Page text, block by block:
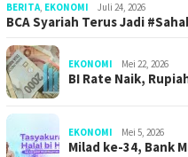
BERITA, EKONOMI Juli 24, 2026
BCA Syariah Terus Jadi
EKONOMI Mei 22, 2026
BI Rate Naik,
EKONOMI Mei 5, 2026
Milad ke-34, Bank